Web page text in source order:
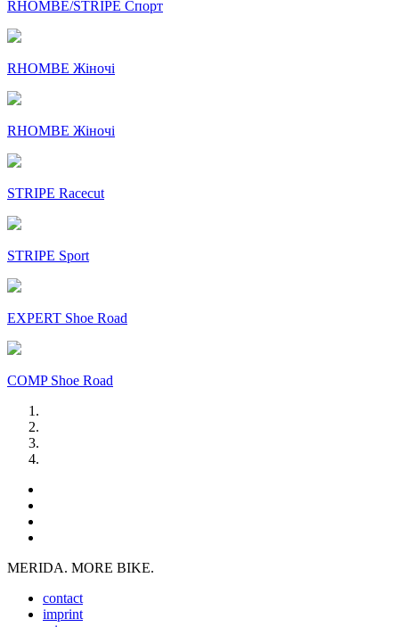
RHOMBE/STRIPE Спорт
RHOMBE Жіночі
RHOMBE Жіночі
STRIPE Racecut
STRIPE Sport
EXPERT Shoe Road
COMP Shoe Road
MERIDA. MORE BIKE.
contact
imprint